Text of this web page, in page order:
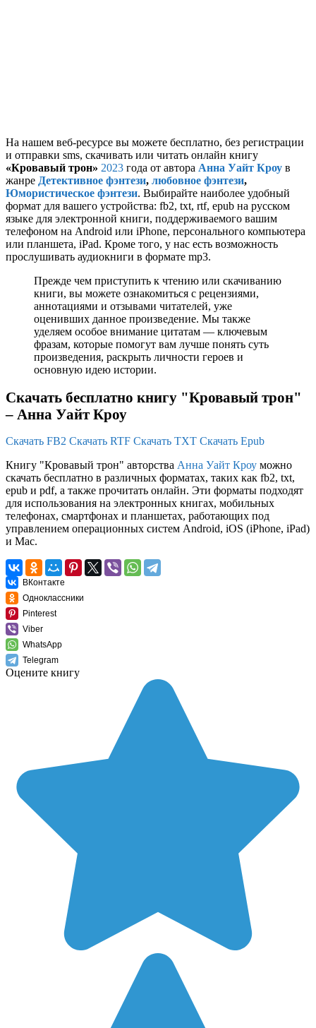
На нашем веб-ресурсе вы можете бесплатно, без регистрации
и отправки sms, скачивать или читать онлайн книгу
«Кровавый трон» 2023 года от автора Анна Уайт Кроу в
жанре Детективное фэнтези, любовное фэнтези,
Юмористическое фэнтези. Выбирайте наиболее удобный
формат для вашего устройства: fb2, txt, rtf, epub на русском
языке для электронной книги, поддерживаемого вашим
телефоном на Android или iPhone, персонального компьютера
или планшета, iPad. Кроме того, у нас есть возможность
прослушивать аудиокниги в формате mp3.
Прежде чем приступить к чтению или скачиванию
книги, вы можете ознакомиться с рецензиями,
аннотациями и отзывами читателей, уже
оценивших данное произведение. Мы также
уделяем особое внимание цитатам — ключевым
фразам, которые помогут вам лучше понять суть
произведения, раскрыть личности героев и
основную идею истории.
Скачать бесплатно книгу "Кровавый трон"
– Анна Уайт Кроу
Скачать FB2 Скачать RTF Скачать TXT Скачать Epub
Книгу "Кровавый трон" авторства Анна Уайт Кроу можно
скачать бесплатно в различных форматах, таких как fb2, txt,
epub и pdf, а также прочитать онлайн. Эти форматы подходят
для использования на электронных книгах, мобильных
телефонах, смартфонах и планшетах, работающих под
управлением операционных систем Android, iOS (iPhone, iPad)
и Mac.
ВКонтакте
Одноклассники
Pinterest
Viber
WhatsApp
Telegram
Оцените книгу